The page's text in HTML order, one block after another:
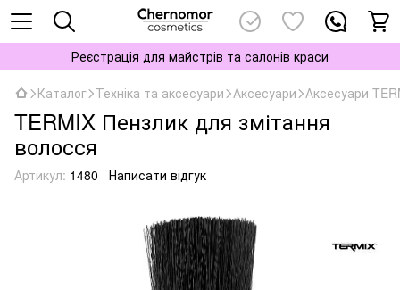
Реєстрація для майстрів та салонів краси
Каталог Техніка та аксесуари Аксесуари Аксесуари
TERMIX Пензлик для змітання
волосся
Артикул: 1480 Написати відгук